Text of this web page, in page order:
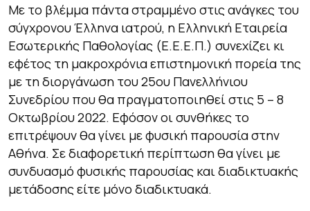
Με το βλέμμα πάντα στραμμένο στις ανάγκες του
σύγχρονου Έλληνα ιατρού, η Ελληνική Εταιρεία
Εσωτερικής Παθολογίας (Ε.Ε.Ε.Π.) συνεχίζει κι
εφέτος τη μακροχρόνια επιστημονική πορεία της
με τη διοργάνωση του 25ου Πανελλήνιου
Συνεδρίου που θα πραγματοποιηθεί στις 5 – 8
Οκτωβρίου 2022. Εφόσον οι συνθήκες το
επιτρέψουν θα γίνει με φυσική παρουσία στην
Αθήνα. Σε διαφορετική περίπτωση θα γίνει με
συνδυασμό φυσικής παρουσίας και διαδικτυακής
μετάδοσης είτε μόνο διαδικτυακά.